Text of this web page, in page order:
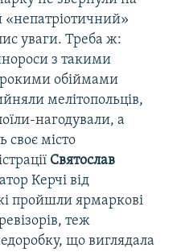
«непатріотичний»
уваги. Треба ж:
з такими
обіймами
мелітопольців,
нагодували, а
своє місто
Святослав
Керчі від
пройшли ярмаркові
теж
що виглядала